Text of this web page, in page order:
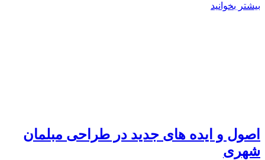
بیشتر بخوانید
اصول و ایده های جدید در طراحی مبلمان
شهری